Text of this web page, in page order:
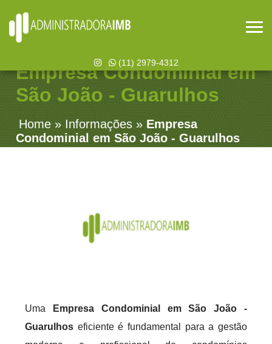
(11) 2979-4312
Empresa Condominial em
São João - Guarulhos
Home » Informações » Empresa
Condominial em São João - Guarulhos
Uma
Empresa Condominial em São João -
Guarulhos eficiente é fundamental para a gestão